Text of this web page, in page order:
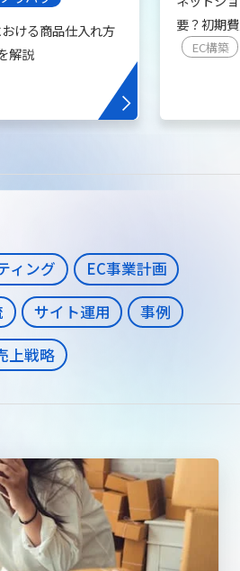
ける商品仕入れ方
解説
要？初期
を紹介
EC構築
ィング
EC事業計画
サイト運用
事例
上戦略